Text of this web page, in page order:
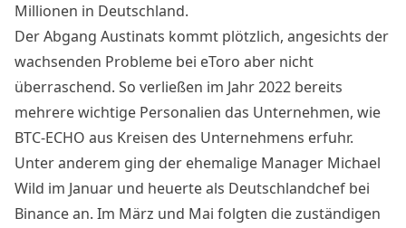
Millionen in Deutschland.
Der Abgang Austinats kommt plötzlich, angesichts der
wachsenden Probleme bei eToro aber nicht
überraschend. So verließen im Jahr 2022 bereits
mehrere wichtige Personalien das Unternehmen, wie
BTC-ECHO aus Kreisen des Unternehmens erfuhr.
Unter anderem ging der ehemalige Manager Michael
Wild im Januar und heuerte als Deutschlandchef bei
Binancean. Im März und Mai folgten die zuständigen